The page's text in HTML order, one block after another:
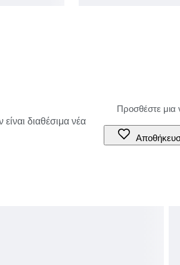
διαθέσιμα νέα